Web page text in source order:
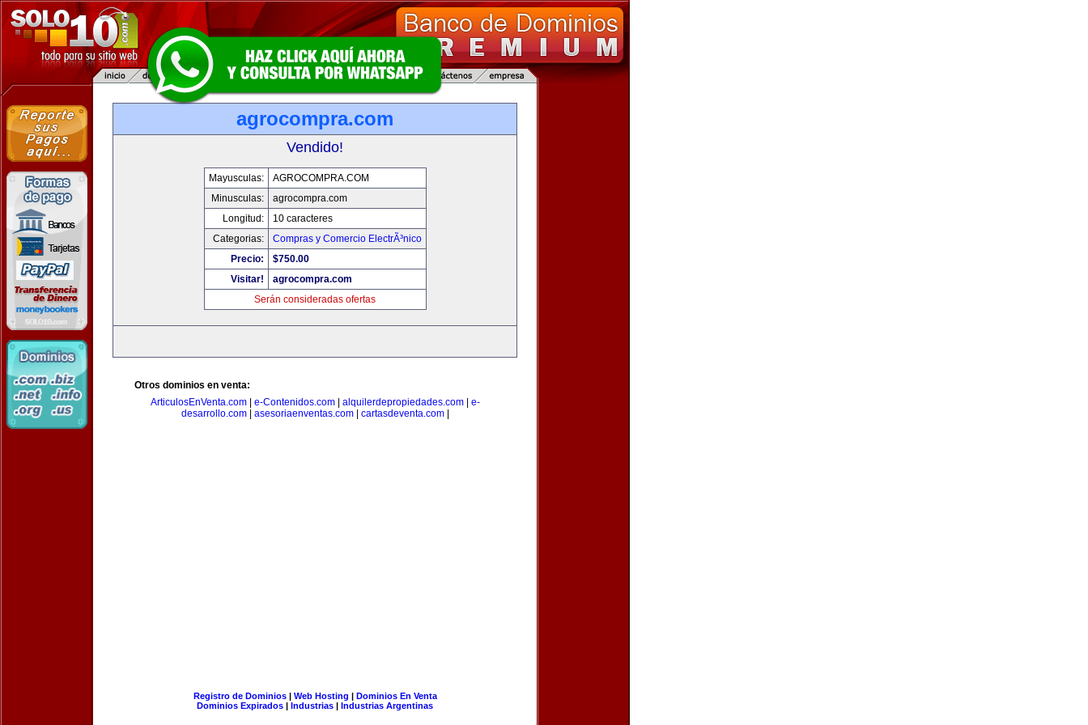
agrocompra.com
Vendido!
Mayusculas:
AGROCOMPRA.COM
Minusculas:
agrocompra.com
Longitud:
10 caracteres
Categorias:
Compras y Comercio ElectrÃ³nico
Precio:
$750.00
Visitar!
agrocompra.com
Serán consideradas ofertas
Otros dominios en venta:
ArticulosEnVenta.com| e-Contenidos.com| alquilerdepropiedades.com| e-
desarrollo.com| asesoriaenventas.com| cartasdeventa.com|
Registro de Dominios| Web Hosting | Dominios En Venta
Dominios Expirados | Industrias | Industrias Argentinas